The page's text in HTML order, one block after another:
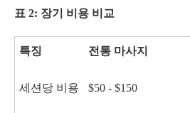
표 2: 장기 비용 비교
특징 전통 마사지
세션당 비용 $50 - $150